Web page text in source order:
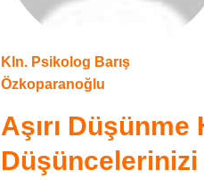
Kln. Psikolog Barış
Özkoparanoğlu
Aşırı Düşünme